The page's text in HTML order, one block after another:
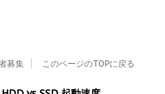
募集 このページのTOPに戻る